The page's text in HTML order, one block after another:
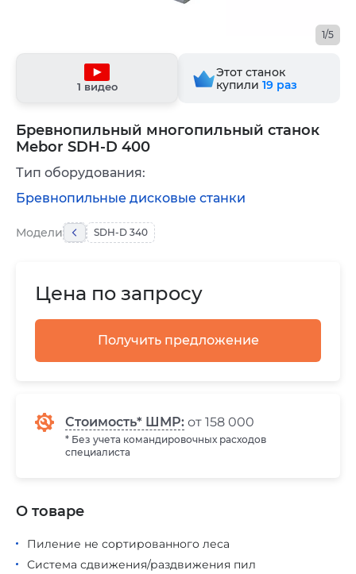
Бревнопильный многопильный станок
Mebor SDH-D 400
1/5
1 видео
Этот станок
купили 19 раз
Цена по запросу
Получить предложение
Стоимость* ШМР: от 158 000
* Без учета командировочных расходов
специалиста
Модели SDH-D 340
Тип оборудования:
Бревнопильные дисковые станки
Пиление не сортированного леса
Система сдвижения/раздвижения пил
О товаре